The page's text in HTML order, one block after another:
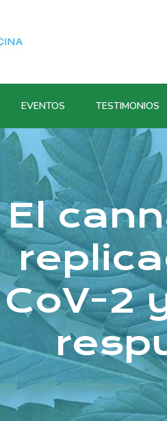
EVENTOS TESTIMONIOS
El
CoV-2